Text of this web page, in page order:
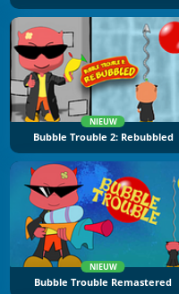
NIEUW
Bubble Trouble 2: Rebubbled
NIEUW
Bubble Trouble Remastered